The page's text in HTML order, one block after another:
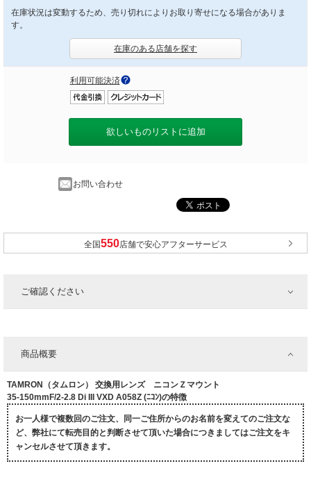
在庫状況は変動するため、売り切れによりお取り寄せになる場合がありま
す。
在庫のある店舗を探す
利用可能決済
欲しいものリストに追加
お問い合わせ
全国 店舗で安心アフターサービス
ご確認ください
商品概要
TAMRON（タムロン） 交換用レンズ ニコンＺマウント
35-150mmF/2-2.8 Di III VXD A058Z (ﾆｺﾝ)の特徴
お一人様で複数回のご注文、同一ご住所からのお名前を変えてのご注文な
ど、弊社にて転売目的と判断させて頂いた場合につきましてはご注文をキ
ャンセルさせて頂きます。